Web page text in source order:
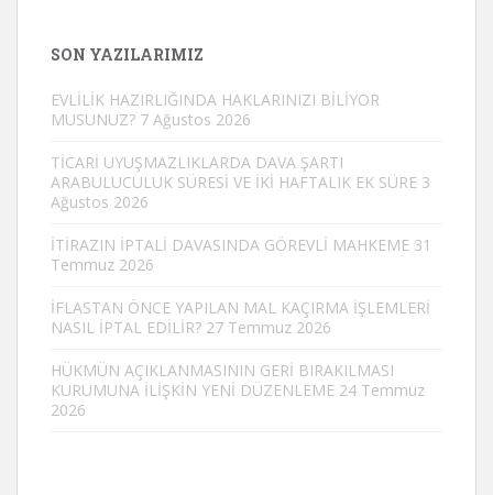
SON YAZILARIMIZ
EVLİLİK HAZIRLIĞINDA HAKLARINIZI BİLİYOR
MUSUNUZ? 7 Ağustos 2026
TİCARİ UYUŞMAZLIKLARDA DAVA ŞARTI
ARABULUCULUK SÜRESİ VE İKİ HAFTALIK EK SÜRE 3
Ağustos 2026
İTİRAZIN İPTALİ DAVASINDA GÖREVLİ MAHKEME 31
Temmuz 2026
İFLASTAN ÖNCE YAPILAN MAL KAÇIRMA İŞLEMLERİ
NASIL İPTAL EDİLİR? 27 Temmuz 2026
HÜKMÜN AÇIKLANMASININ GERİ BIRAKILMASI
KURUMUNA İLİŞKİN YENİ DÜZENLEME 24 Temmuz
2026